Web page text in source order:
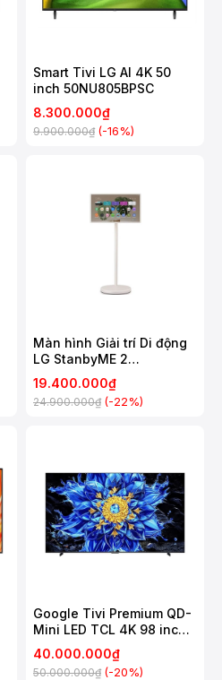
Smart Tivi LG AI 4K 50
inch 50NU805BPSC
8.300.000₫
9.900.000₫ (-16%)
Màn hình Giải trí Di động
LG StanbyME 2
27LX6TDGA
19.400.000₫
24.900.000₫ (-22%)
Google Tivi Premium QD-
Mini LED TCL 4K 98 inch
98P8LS
40.000.000₫
50.000.000₫ (-20%)